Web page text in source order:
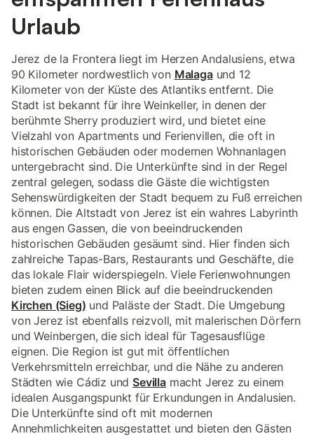
Urlaub
Jerez de la Frontera liegt im Herzen Andalusiens, etwa
90 Kilometer nordwestlich von Malagaund 12
Kilometer von der Küste des Atlantiks entfernt. Die
Stadt ist bekannt für ihre Weinkeller, in denen der
berühmte Sherry produziert wird, und bietet eine
Vielzahl von Apartments und Ferienvillen, die oft in
historischen Gebäuden oder modernen Wohnanlagen
untergebracht sind. Die Unterkünfte sind in der Regel
zentral gelegen, sodass die Gäste die wichtigsten
Sehenswürdigkeiten der Stadt bequem zu Fuß erreichen
können. Die Altstadt von Jerez ist ein wahres Labyrinth
aus engen Gassen, die von beeindruckenden
historischen Gebäuden gesäumt sind. Hier finden sich
zahlreiche Tapas-Bars, Restaurants und Geschäfte, die
das lokale Flair widerspiegeln. Viele Ferienwohnungen
bieten zudem einen Blick auf die beeindruckenden
Kirchen (Sieg) und Paläste der Stadt. Die Umgebung
von Jerez ist ebenfalls reizvoll, mit malerischen Dörfern
und Weinbergen, die sich ideal für Tagesausflüge
eignen. Die Region ist gut mit öffentlichen
Verkehrsmitteln erreichbar, und die Nähe zu anderen
Städten wie Cádiz und Sevillamacht Jerez zu einem
idealen Ausgangspunkt für Erkundungen in Andalusien.
Die Unterkünfte sind oft mit modernen
Annehmlichkeiten ausgestattet und bieten den Gästen